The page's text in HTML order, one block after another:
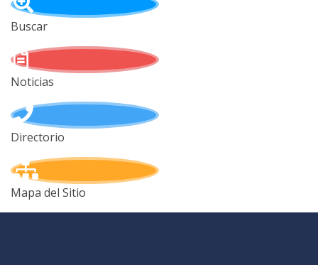
Buscar
Noticias
Directorio
Mapa del Sitio